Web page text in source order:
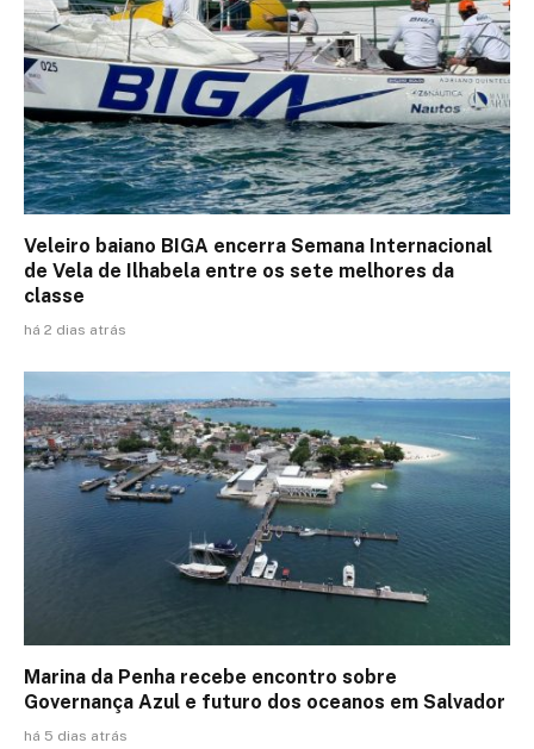
Veleiro baiano BIGA encerra Semana Internacional
de Vela de Ilhabela entre os sete melhores da
classe
há 2 dias atrás
Marina da Penha recebe encontro sobre
Governança Azul e futuro dos oceanos em Salvador
há 5 dias atrás